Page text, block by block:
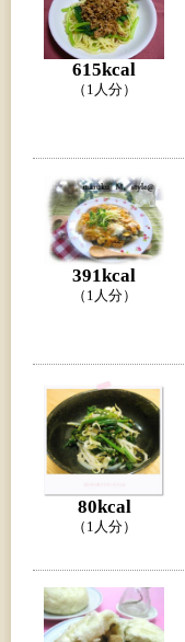
615kcal
（1人分）
391kcal
（1人分）
80kcal
（1人分）